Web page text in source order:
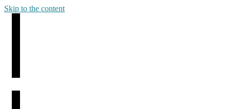
Skip to the content